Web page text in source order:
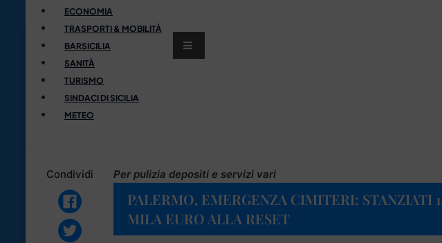
ECONOMIA
TRASPORTI & MOBILITÀ
BARSICILIA
SANITÀ
TURISMO
SINDACI DI SICILIA
METEO
Condividi Per pulizia depositi e servizi vari
PALERMO, EMERGENZA CIMITERI: STANZIATI
MILA EURO ALLA RESET